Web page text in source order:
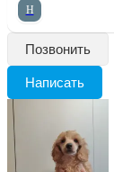
Н
Позвонить
Написать